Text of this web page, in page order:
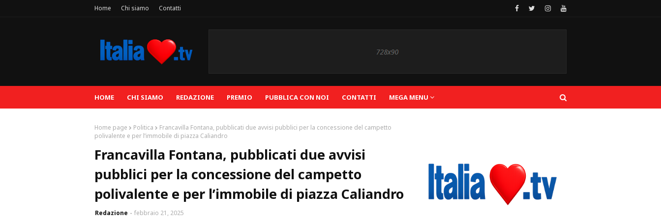
Home Chi siamo Contatti
HOME CHI SIAMO REDAZIONE PREMIO PUBBLICA CON NOI CONTATTI MEGA MENU
Home page Politica
Francavilla Fontana, pubblicati due avvisi pubblici per la concessione del campetto
polivalente e per l’immobile di piazza Caliandro
Francavilla Fontana, pubblicati due avvisi
pubblici per la concessione del campetto
polivalente e per l’immobile di piazza Caliandro
Redazione febbraio 21, 2025